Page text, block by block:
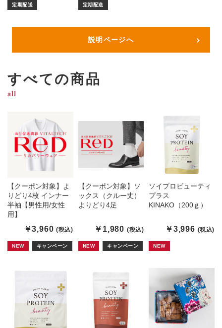
定期配送 定期配送
説明ページへ
すべての商品
all
【クーポン対象】よ
りどり4枚 インナー
半袖【男性用/女性
用】
￥3,960 (税込)
キャンペーン
NEW
【クーポン対象】ソ
ックス（クルー丈）
よりどり4足
￥1,980 (税込)
キャンペーン
NEW
ソイプロビューティ
プラス
KINAKO（200ｇ）
￥3,996 (税込)
NEW